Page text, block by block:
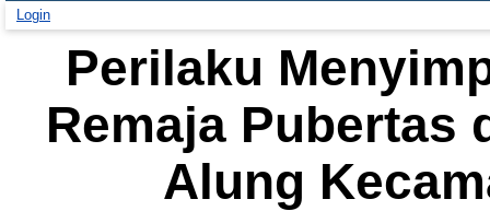
Login
Perilaku
Remaja Pubertas
Alung